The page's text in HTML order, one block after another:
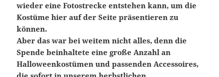
wieder eine Fotostrecke entstehen kann, um die
Kostüme hier auf der Seite präsentieren zu
können.
Aber das war bei weitem nicht alles, denn die
Spende beinhaltete eine große Anzahl an
Halloweenkostümen und passenden Accessoires,